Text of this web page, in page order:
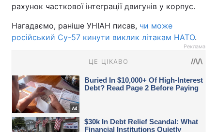
рахунок часткової інтеграції двигунів у корпус.
Нагадаємо, раніше УНІАН писав, чи може
російський Су-57 кинути виклик літакам НАТО.
Реклама